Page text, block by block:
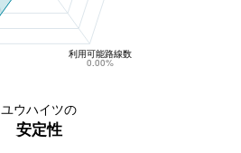
利用可能路線数
0.00%
ユウハイツの
安定性